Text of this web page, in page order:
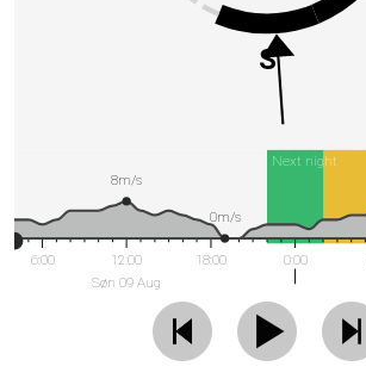
S
Next night
6:00
12:00
Søn 09 Aug
18:00 0:00
8m/s
0m/s